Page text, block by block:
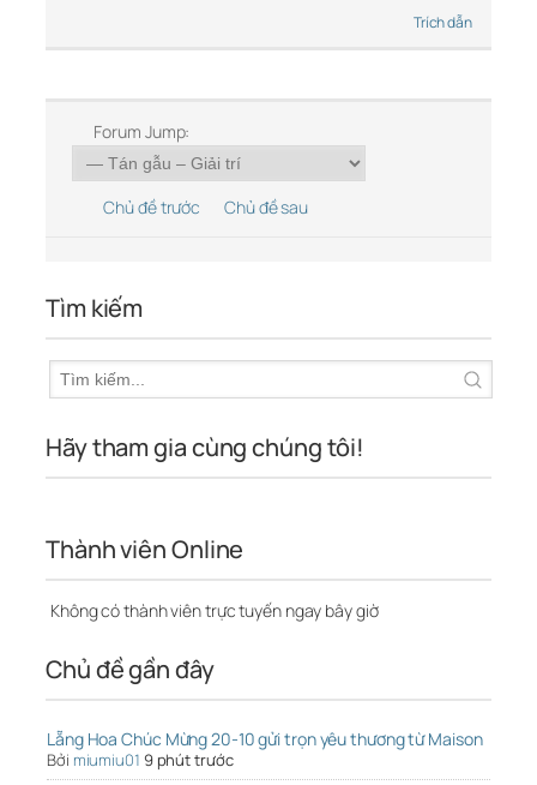
Trích dẫn
Forum Jump:
Chủ đề trước Chủ đề sau
Tìm kiếm
Hãy tham gia cùng chúng tôi!
Thành viên Online
Không có thành viên trực tuyến ngay bây giờ
Chủ đề gần đây
Lẵng Hoa Chúc Mừng 20-10 gửi trọn yêu thương từ Maison
Bởi miumiu01 9 phút trước